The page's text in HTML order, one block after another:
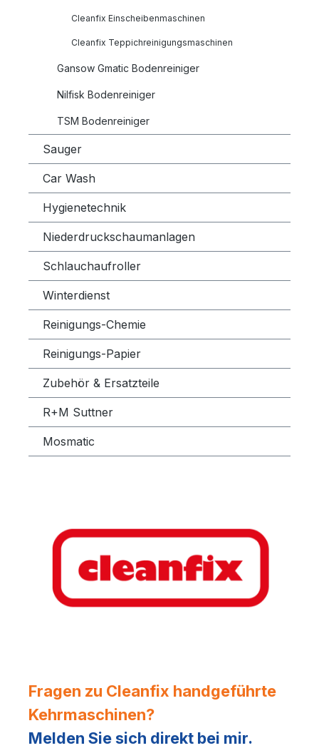
Cleanfix Einscheibenmaschinen
Cleanfix Teppichreinigungsmaschinen
Gansow Gmatic Bodenreiniger
Nilfisk Bodenreiniger
TSM Bodenreiniger
Sauger
Car Wash
Hygienetechnik
Niederdruckschaumanlagen
Schlauchaufroller
Winterdienst
Reinigungs-Chemie
Reinigungs-Papier
Zubehör & Ersatzteile
R+M Suttner
Mosmatic
Fragen zu Cleanfix handgeführte
Kehrmaschinen?
Melden Sie sich direkt bei mir.